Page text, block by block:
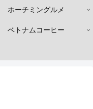
ホーチミングルメ
ベトナムコーヒー